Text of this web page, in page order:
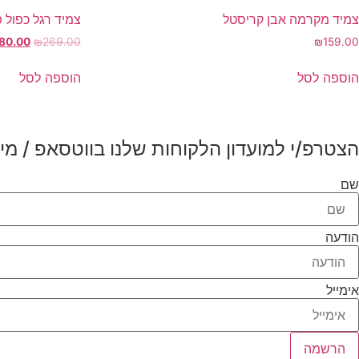
צמיד מקרמה אבן קריסטל
₪159.00
הוספה לסל
צמיד רגל כפול
₪269.00
המחיר
היה:
הוספה לסל
הצטרפ/י למועדון הלקוחות שלנו בווטסאפ /
שם
הודעה
אימייל
הרשמה